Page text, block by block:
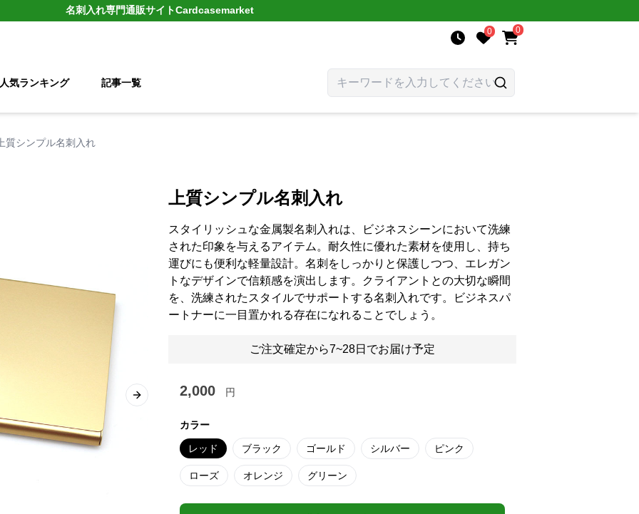
名刺入れ専門通販サイトCardcasemarket
0 0
人気ランキング 記事一覧
上質シンプル名刺入れ
Next slide
上質シンプル名刺入れ
スタイリッシュな金属製名刺入れは、ビジネスシーンにおいて洗練
された印象を与えるアイテム。耐久性に優れた素材を使用し、持ち
運びにも便利な軽量設計。名刺をしっかりと保護しつつ、エレガン
トなデザインで信頼感を演出します。クライアントとの大切な瞬間
を、洗練されたスタイルでサポートする名刺入れです。ビジネスパ
ートナーに一目置かれる存在になれることでしょう。
ご注文確定から7~28日でお届け予定
2,000 円
カラー
レッド ブラック ゴールド シルバー ピンク
ローズ オレンジ グリーン